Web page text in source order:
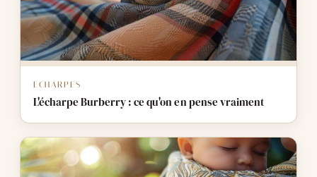
ECHARPES
L'écharpe Burberry : ce qu'on en pense vraiment